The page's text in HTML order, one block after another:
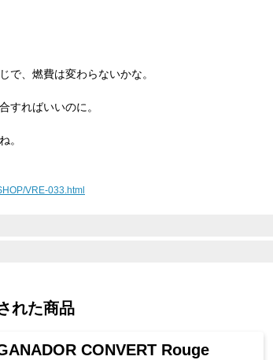
で、燃費は変わらないかな。
すればいいのに。
。
VRE-033.html
れた商品
CONVERT Rouge